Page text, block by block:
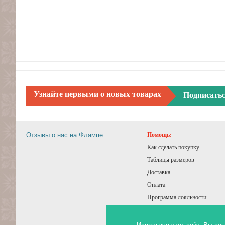
Узнайте первыми о новых товарах
Отзывы о нас на Флампе
Помощь:
Как сделать покупку
Таблицы размеров
Доставка
Оплата
Программа лояльности
Советы покупателям